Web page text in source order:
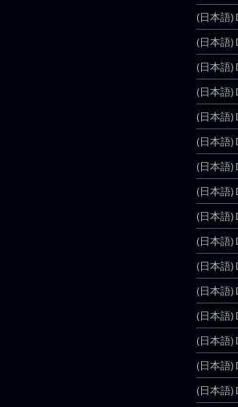
(日本語)
(日本語)
(日本語)
(日本語)
(日本語)
(日本語)
(日本語)
(日本語)
(日本語)
(日本語)
(日本語)
(日本語)
(日本語)
(日本語)
(日本語)
(日本語)